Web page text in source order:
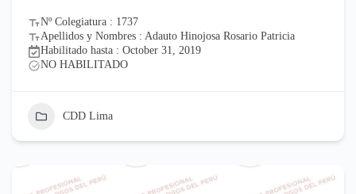
Nº Colegiatura : 1737
Apellidos y Nombres : Adauto Hinojosa Rosario Patricia
Habilitado hasta : October 31, 2019
NO HABILITADO
CDD Lima